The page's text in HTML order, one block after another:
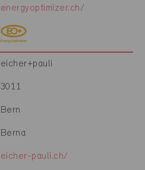
energyoptimizer.ch/
eicher+pauli
3011
Bern
Berna
eicher-pauli.ch/